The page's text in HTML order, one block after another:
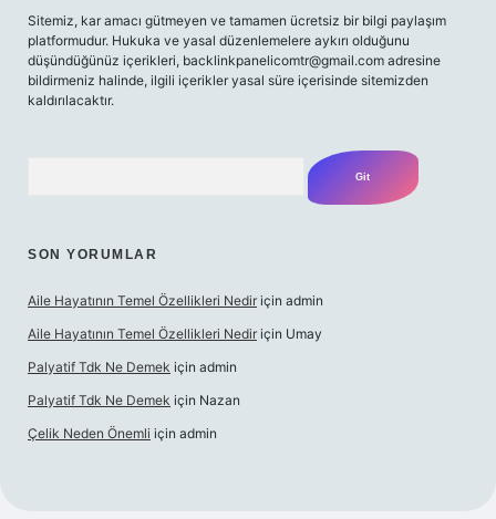
Sitemiz, kar amacı gütmeyen ve tamamen ücretsiz bir bilgi paylaşım
platformudur. Hukuka ve yasal düzenlemelere aykırı olduğunu
düşündüğünüz içerikleri, backlinkpanelicomtr@gmail.com adresine
bildirmeniz halinde, ilgili içerikler yasal süre içerisinde sitemizden
kaldırılacaktır.
SON YORUMLAR
Aile Hayatının Temel Özellikleri Nedir için admin
Aile Hayatının Temel Özellikleri Nedir için Umay
Palyatif Tdk Ne Demek için admin
Palyatif Tdk Ne Demek için Nazan
Çelik Neden Önemli için admin